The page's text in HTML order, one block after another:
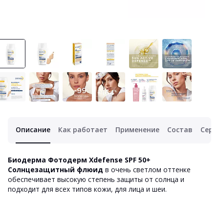
Описание Как работает Применение Состав
Биодерма Фотодерм Xdefense SPF 50+
Солнцезащитный флюид в очень светлом оттенке
обеспечивает высокую степень защиты от солнца и
подходит для всех типов кожи, для лица и шеи.